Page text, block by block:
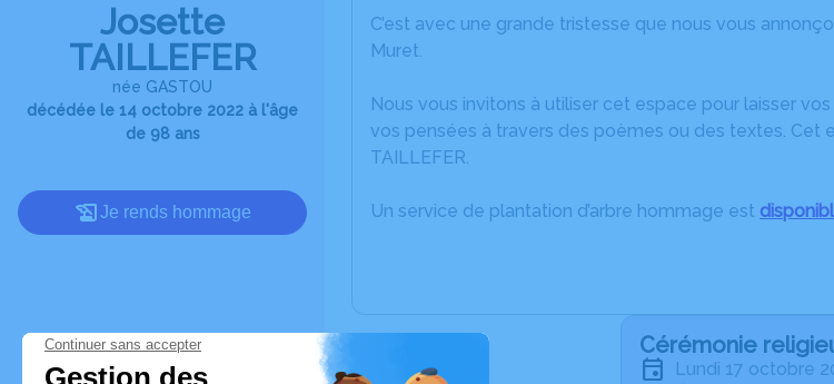
Josette
TAILLEFER
née GASTOU
décédée le 14 octobre 2022 à l'âge
de 98 ans
Je rends hommage
C’est avec une grande tristesse que nous vous
Muret.
Nous vous invitons à utiliser cet espace pour laisser
vos pensées à travers des poèmes ou des textes. Cet
TAILLEFER.
Un service de plantation d’arbre hommage est
Cérémonie
lundi 17 octobre